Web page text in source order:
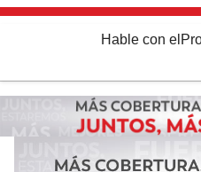
Hable con el